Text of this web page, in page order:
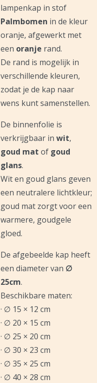
lampenkap in stof
Palmbomen in de kleur
oranje, afgewerkt met
een oranje rand.
De rand is mogelijk in
verschillende kleuren,
zodat je de kap naar
wens kunt samenstellen.
De binnenfolie is
verkrijgbaar in wit,
goud mat of goud
glans.
Wit en goud glans geven
een neutralere lichtkleur;
goud mat zorgt voor een
warmere, goudgele
gloed.
De afgebeelde kap heeft
een diameter van ∅
25cm.
Beschikbare maten:
· ∅ 15 × 12 cm
· ∅ 20 × 15 cm
· ∅ 25 × 20 cm
· ∅ 30 × 23 cm
· ∅ 35 × 25 cm
· ∅ 40 × 28 cm